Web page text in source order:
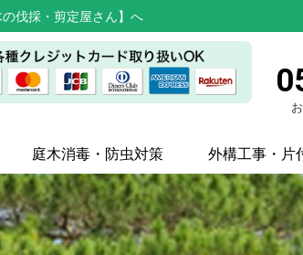
伐採・剪定屋さん】へ
庭木消毒・防虫対策 外構工事・片